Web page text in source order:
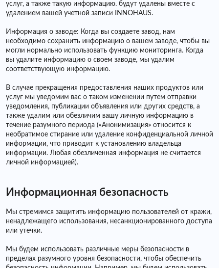
услуг, а также такую ​​информацию. будут удалены вместе с
удалением вашей учетной записи INNOHAUS.
Информация о заводе: Когда вы создаете завод, нам
необходимо сохранить информацию о вашем заводе, чтобы вы
могли нормально использовать функцию мониторинга. Когда
вы удалите информацию о своем заводе, мы удалим
соответствующую информацию.
В случае прекращения предоставления наших продуктов или
услуг мы уведомим вас о таком изменении путем отправки
уведомления, публикации объявления или других средств, а
также удалим или обезличим вашу личную информацию в
течение разумного периода («Анонимизация» относится к
необратимое стирание или удаление конфиденциальной личной
информации, что приводит к установлению владельца
информации. Любая обезличенная информация не считается
личной информацией).
Информационная безопасность
Мы стремимся защитить информацию пользователей от кражи,
ненадлежащего использования, несанкционированного доступа
или утечки.
Мы будем использовать различные меры безопасности в
пределах разумного уровня безопасности, чтобы обеспечить